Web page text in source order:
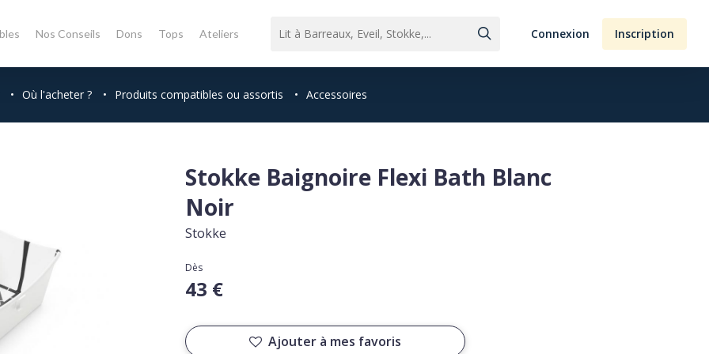
Nos Conseils Dons Tops Ateliers Connexion Inscription
• Où l'acheter ? • Produits compatibles ou assortis • Accessoires
Stokke Baignoire Flexi Bath Blanc
Noir
Stokke
Dès
43 €
Ajouter à mes favoris